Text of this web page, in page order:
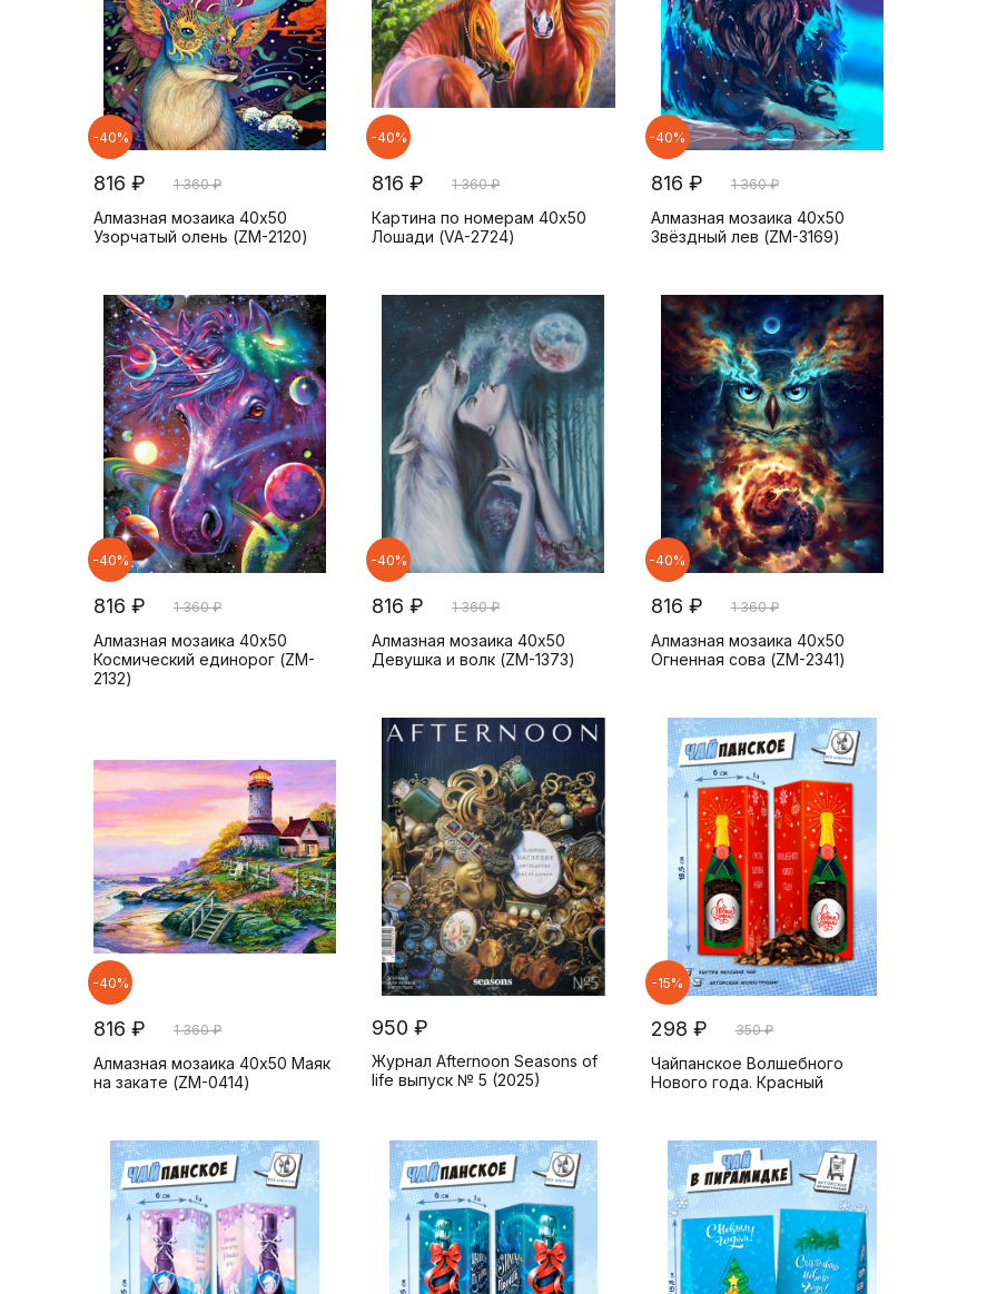
-40%
816 ₽ 1 360 ₽
Алмазная мозаика 40x50
Узорчатый олень (ZM-2120)
-40%
816 ₽ 1 360 ₽
Картина по номерам 40х50
Лошади (VA-2724)
-40%
816 ₽ 1 360 ₽
Алмазная мозаика 40x50
Звёздный лев (ZM-3169)
-40%
816 ₽ 1 360 ₽
Алмазная мозаика 40x50
Космический единорог (ZM-
2132)
-40%
816 ₽ 1 360 ₽
Алмазная мозаика 40x50
Девушка и волк (ZM-1373)
-40%
816 ₽ 1 360 ₽
Алмазная мозаика 40x50
Огненная сова (ZM-2341)
-40%
816 ₽ 1 360 ₽
Алмазная мозаика 40x50 Маяк
на закате (ZM-0414)
950 ₽
Журнал Afternoon Seasons of
life выпуск № 5 (2025)
-15%
298 ₽ 350 ₽
Чайпанское Волшебного
Нового года. Красный